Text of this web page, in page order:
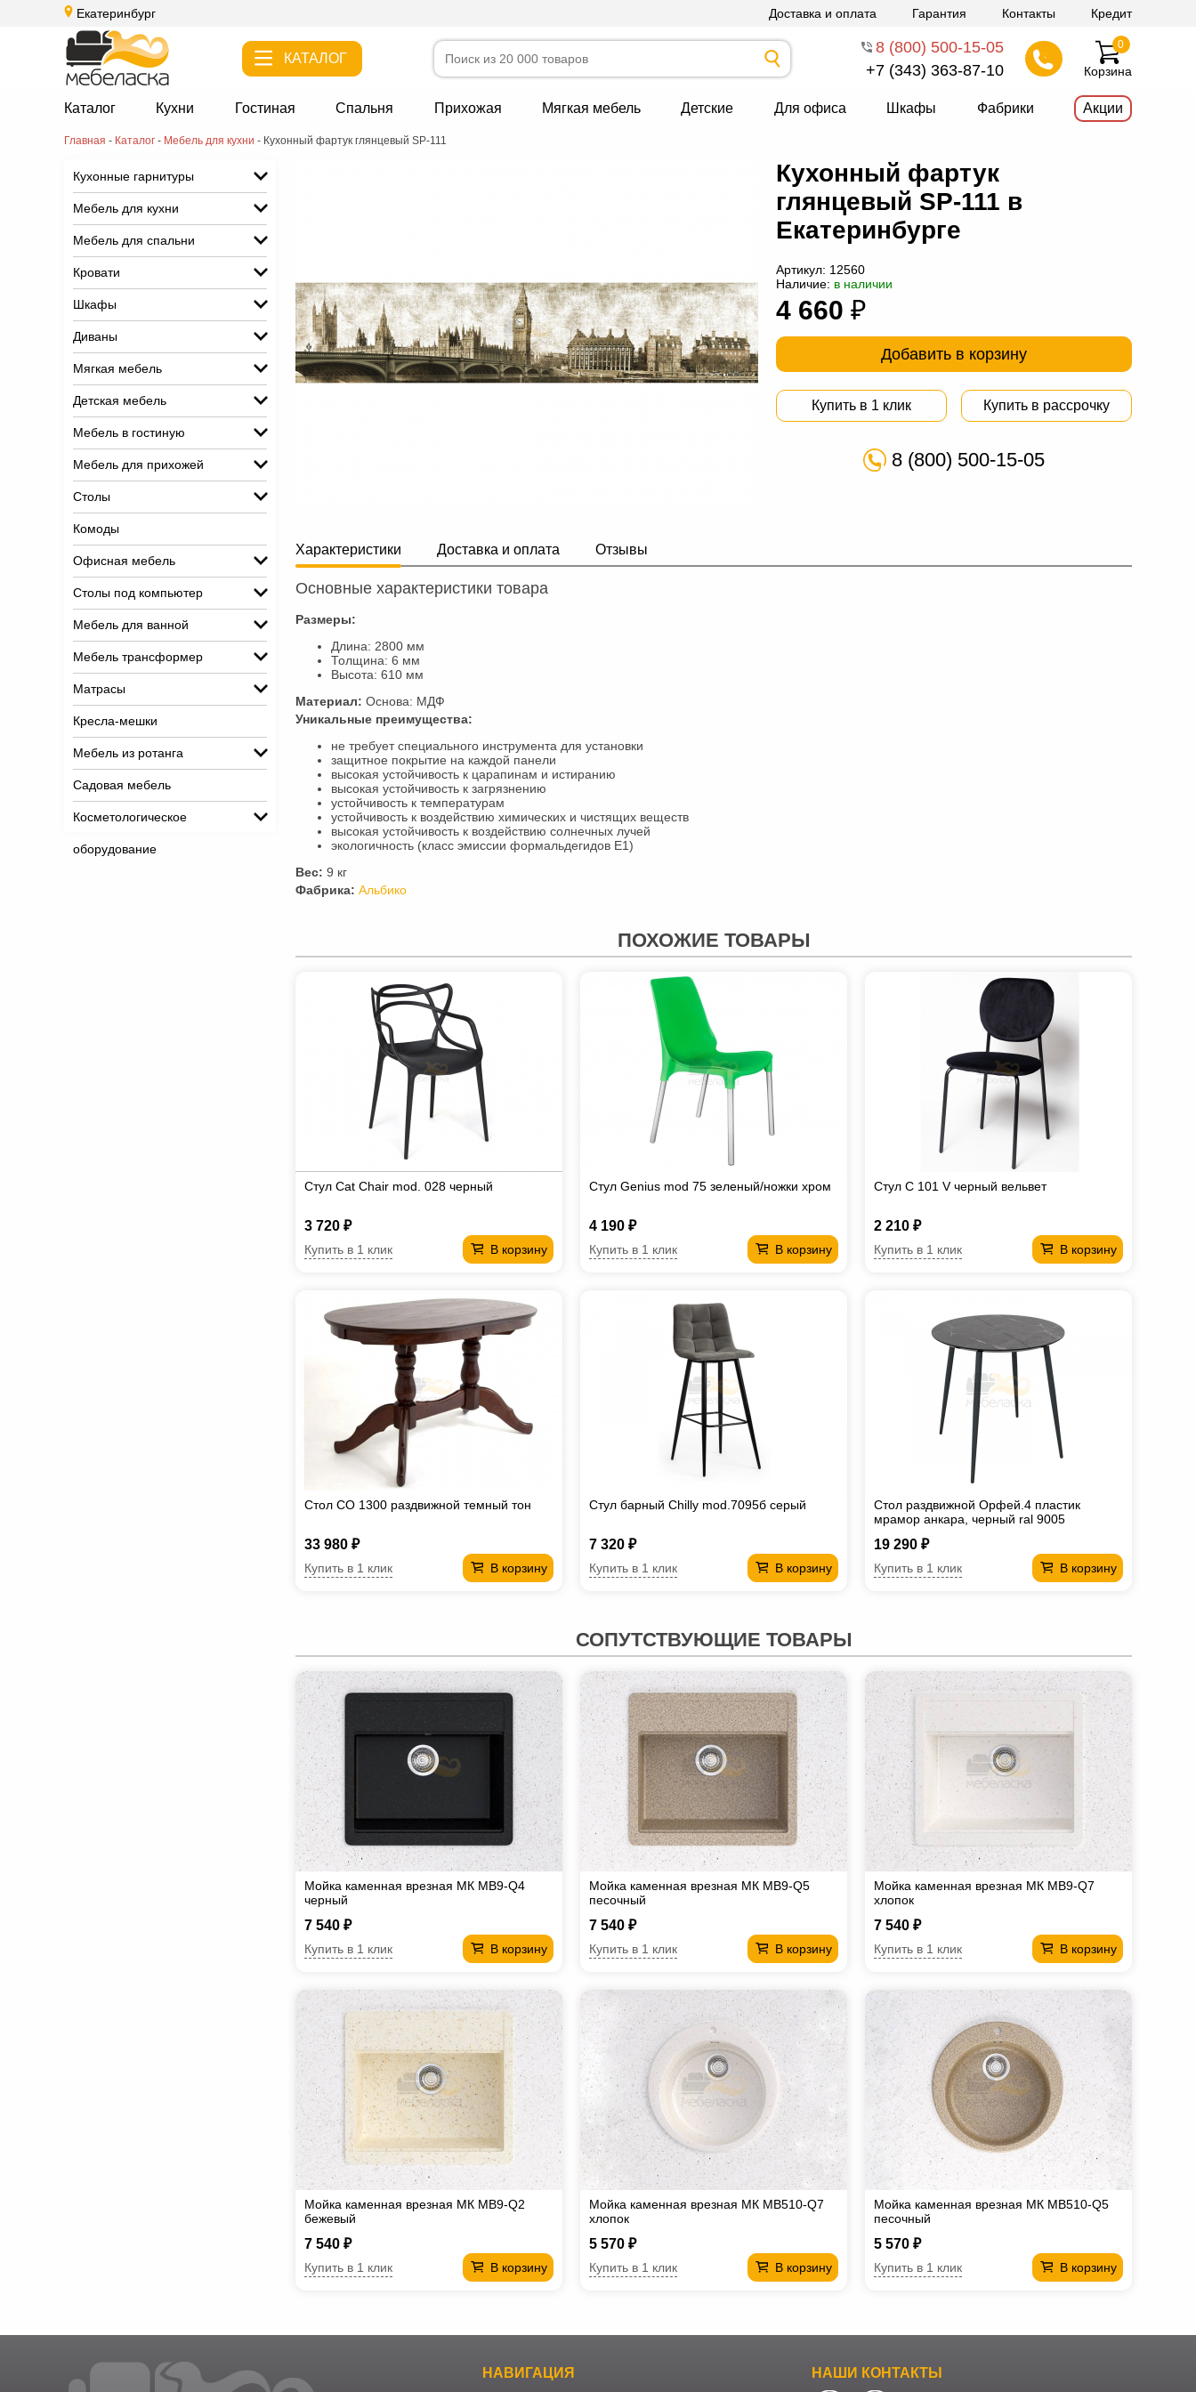
Екатеринбург Доставка и оплата Гарантия Контакты Кредит
КАТАЛОГ
8 (800) 500-15-05
+7 (343) 363-87-10
Корзина
0
Каталог Кухни Гостиная Спальня Прихожая Мягкая мебель Детские Для офиса Шкафы Фабрики Акции
Главная - Каталог - Мебель для кухни - Кухонный фартук глянцевый SP-111
Кухонные гарнитуры
Мебель для кухни
Мебель для спальни
Кровати
Шкафы
Диваны
Мягкая мебель
Детская мебель
Мебель в гостиную
Мебель для прихожей
Столы
Комоды
Офисная мебель
Столы под компьютер
Мебель для ванной
Мебель трансформер
Матрасы
Кресла-мешки
Мебель из ротанга
Садовая мебель
Косметологическое
оборудование
Кухонный фартук
глянцевый SP-111 в
Екатеринбурге
Артикул: 12560
Наличие: в наличии
4 660 ₽
Добавить в корзину
Купить в 1 клик Купить в рассрочку
8 (800) 500-15-05
Характеристики Доставка и оплата Отзывы
Основные характеристики товара
Размеры:
Длина: 2800 мм
Толщина: 6 мм
Высота: 610 мм
Материал: Основа: МДФ
Уникальные преимущества:
не требует специального инструмента для установки
защитное покрытие на каждой панели
высокая устойчивость к царапинам и истиранию
высокая устойчивость к загрязнению
устойчивость к температурам
устойчивость к воздействию химических и чистящих веществ
высокая устойчивость к воздействию солнечных лучей
экологичность (класс эмиссии формальдегидов Е1)
Вес: 9 кг
Фабрика: Альбико
ПОХОЖИЕ ТОВАРЫ
Стул Cat Chair mod. 028 черный
3 720 ₽
В корзину
Купить в 1 клик
Стул Genius mod 75 зеленый/ножки хром
4 190 ₽
В корзину
Купить в 1 клик
Стул С 101 V черный вельвет
2 210 ₽
В корзину
Купить в 1 клик
Стол СО 1300 раздвижной темный тон
33 980 ₽
В корзину
Купить в 1 клик
Стул барный Chilly mod.7095б серый
7 320 ₽
В корзину
Купить в 1 клик
Стол раздвижной Орфей.4 пластик
мрамор анкара, черный ral 9005
19 290 ₽
В корзину
Купить в 1 клик
СОПУТСТВУЮЩИЕ ТОВАРЫ
Мойка каменная врезная МК МВ9-Q4
черный
7 540 ₽
В корзину
Купить в 1 клик
Мойка каменная врезная МК МВ9-Q5
песочный
7 540 ₽
В корзину
Купить в 1 клик
Мойка каменная врезная МК МВ9-Q7
хлопок
7 540 ₽
В корзину
Купить в 1 клик
Мойка каменная врезная МК МВ9-Q2
бежевый
7 540 ₽
В корзину
Купить в 1 клик
Мойка каменная врезная МК МВ510-Q7
хлопок
5 570 ₽
В корзину
Купить в 1 клик
Мойка каменная врезная МК МВ510-Q5
песочный
5 570 ₽
В корзину
Купить в 1 клик
НАВИГАЦИЯ НАШИ КОНТАКТЫ